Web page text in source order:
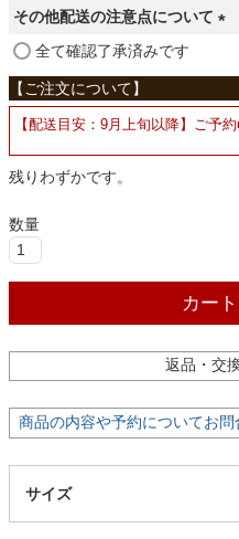
収納用品
生活用品
家電・照明器具
インテリア雑貨
ガーデン
その他配送の注意点について
必
須
)
全て確認了承済みです
【配送目安：9月上旬以降】ご予
残りわずかです。
カー
返品・交
商品の内容や予約についてお問
サイズ